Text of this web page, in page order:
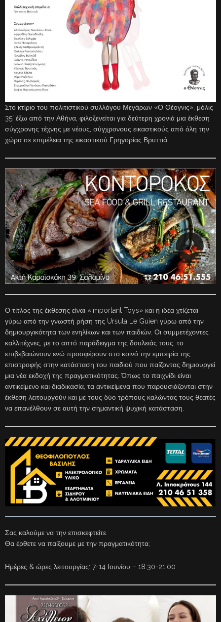
Στο κτίριο του πολιτιστικού συλλόγου Μεγάρων «Ο Θέογνις», μόλις
35’ έξω από την Αθήνα, φιλοξενείται για δεύτερη χρονιά μια έκθεση
σύγχρονης τέχνης με νέους, σύγχρονους εικαστικούς από όλη την
χώρα σε επιμέλεια της εικαστικού Γρηγορίας Βρυττιά.
Ο τίτλος της έκθεσης είναι «Important Toys» και η ιδέα χτίζεται
γύρω από την γνωστή ρήση της Ursula Le Guien γύρω από την
δημιουργικότητα των ενηλίκων και των παιδιών. Οι συμμετέχοντες
καλλιτέχνες, με το απτό παράδειγμα της δουλειάς τους, το
επιβεβαιώνουν ενώ προσφέρουν στο κοινό την εμπειρία της
επιστροφής στην κατάσταση του παιδιού που παίζοντας δημιουργεί
μια νέα εκδοχή της πραγματικότητας. Όπως το παιχνίδι είναι
αντικείμενο και διαδικασία, τα αντικείμενα που παρουσιάζονται στην
έκθεση λειτουργούν και με τους δύο τρόπους καλώντας τους θεατές
να επανέλθουν σε αυτή την σημαντική ψυχική κατάσταση.
Σας καλούμε να την επισκεφτείτε.
Θα έρθετε να παίξουμε με την πραγματικότητα;
Ημέρες & ώρες λειτουργίας: 7-14 Ιουνίου – 18.30-21.00